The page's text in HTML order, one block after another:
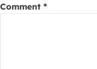
Comment *